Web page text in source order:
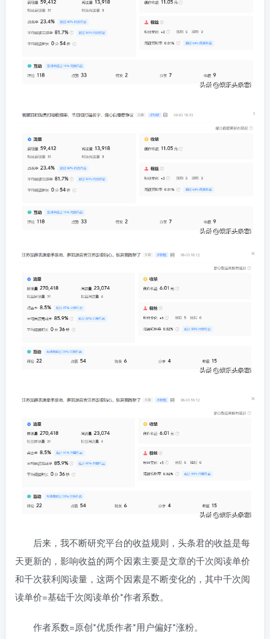
后来，我不断研究平台的收益规则，头条君的收益是每
天更新的，影响收益的两个因素主要是文章的千次阅读单价
和千次获利阅读量，这两个因素是不断变化的，其中千次阅
读单价=基础千次阅读单价*作者系数。
作者系数=原创*优质作者*用户偏好*涨粉。